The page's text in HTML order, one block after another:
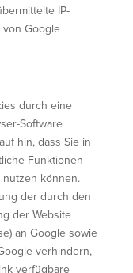
IP-
Google
durch eine
Software
hin, dass Sie in
Funktionen
können.
der durch den
der Website
an Google sowie
verhindern,
verfügbare